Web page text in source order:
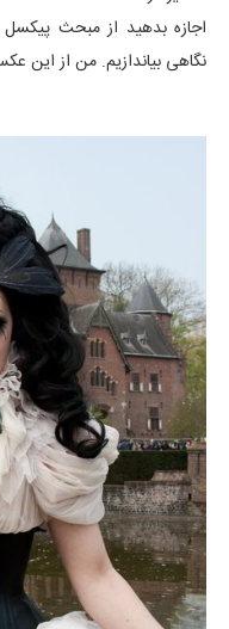
نگاهی بیاندازیم. من از این